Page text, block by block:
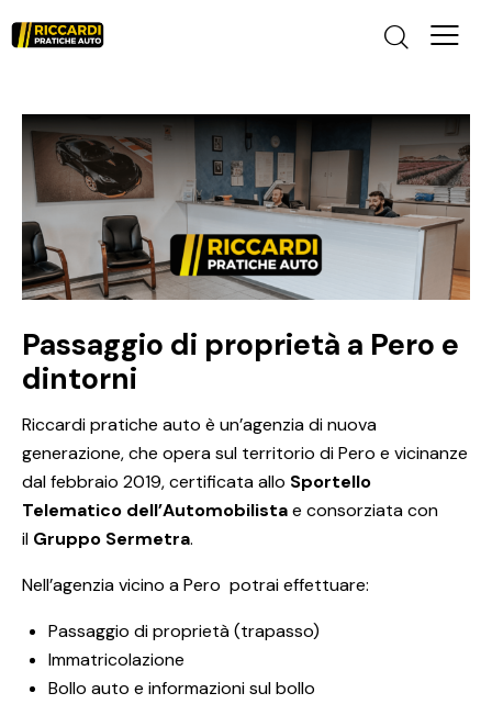
Passaggio di proprietà a Pero e
dintorni
Riccardi pratiche auto è un’agenzia di nuova
generazione, che opera sul territorio di Pero e vicinanze
dal febbraio 2019, certificata allo Sportello
Telematico dell’Automobilistae consorziata con
il Gruppo Sermetra.
Nell’agenzia vicino a Pero potrai effettuare:
Passaggio di proprietà (trapasso)
Immatricolazione
Bollo auto e informazioni sul bollo